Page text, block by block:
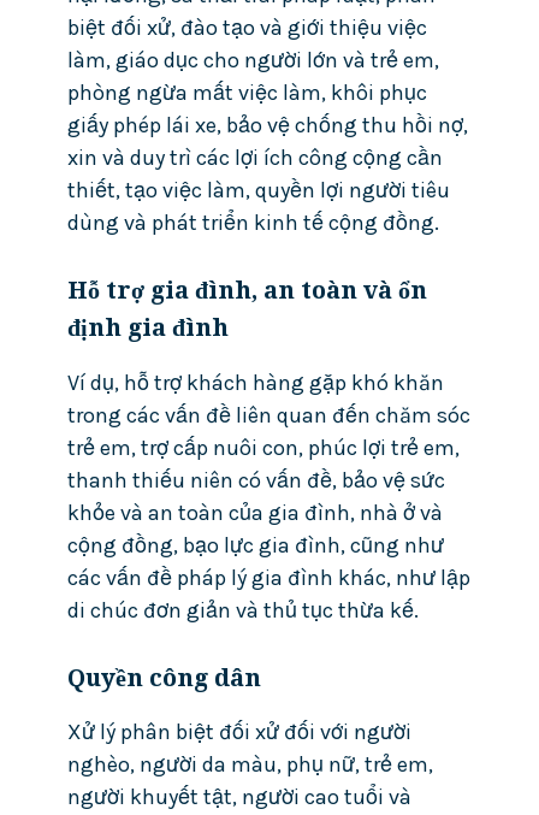
biệt đối xử, đào tạo và giới thiệu việc
làm, giáo dục cho người lớn và trẻ em,
phòng ngừa mất việc làm, khôi phục
giấy phép lái xe, bảo vệ chống thu hồi nợ,
xin và duy trì các lợi ích công cộng cần
thiết, tạo việc làm, quyền lợi người tiêu
dùng và phát triển kinh tế cộng đồng.
Hỗ trợ gia đình, an toàn và ổn
định gia đình
Ví dụ, hỗ trợ khách hàng gặp khó khăn
trong các vấn đề liên quan đến chăm sóc
trẻ em, trợ cấp nuôi con, phúc lợi trẻ em,
thanh thiếu niên có vấn đề, bảo vệ sức
khỏe và an toàn của gia đình, nhà ở và
cộng đồng, bạo lực gia đình, cũng như
các vấn đề pháp lý gia đình khác, như lập
di chúc đơn giản và thủ tục thừa kế.
Quyền công dân
Xử lý phân biệt đối xử đối với người
nghèo, người da màu, phụ nữ, trẻ em,
người khuyết tật, người cao tuổi và